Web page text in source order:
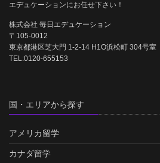
エデュケーションにお任せ下さい！
株式会社 毎日エデュケーション
〒105-0012
東京都港区芝大門 1-2-14 H1O浜松町 304号室
TEL:0120-655153
国・エリアから探す
アメリカ留学
カナダ留学